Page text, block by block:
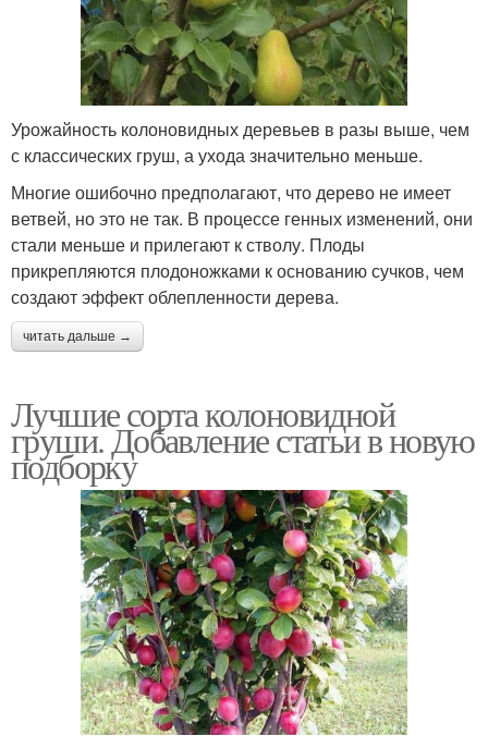
Урожайность колоновидных деревьев в разы выше, чем
с классических груш, а ухода значительно меньше.
Многие ошибочно предполагают, что дерево не имеет
ветвей, но это не так. В процессе генных изменений, они
стали меньше и прилегают к стволу. Плоды
прикрепляются плодоножками к основанию сучков, чем
создают эффект облепленности дерева.
читать дальше →
Лучшие сорта колоновидной
груши. Добавление статьи в новую
подборку